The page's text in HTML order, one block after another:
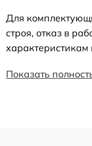
Для
строя, отказ в
Показать